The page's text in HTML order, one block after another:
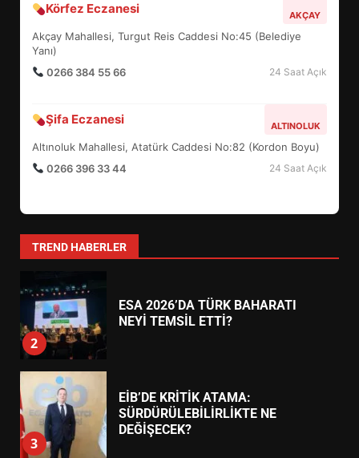
Körfez Eczanesi AKÇAY
Akçay Mahallesi, Turgut Reis Caddesi No:45 (Belediye
Yanı)
0266 384 55 66
24 Saat Açık
Şifa Eczanesi ALTINOLUK
Altınoluk Mahallesi, Atatürk Caddesi No:82 (Kordon Boyu)
0266 396 33 44
24 Saat Açık
TREND HABERLER
6
TURNUVASI KAYITLARI NEYİ
7
YENİ YÖNETİM NASIL
ŞEKİLLENDİ?
1
HAREKETE GEÇİYOR: GÖZLER
2
ESA 2026’DA TÜRK BAHARATI
NEYİ TEMSİL ETTİ?
3
EİB’DE KRİTİK ATAMA:
SÜRDÜRÜLEBİLİRLİKTE NE
DEĞİŞECEK?